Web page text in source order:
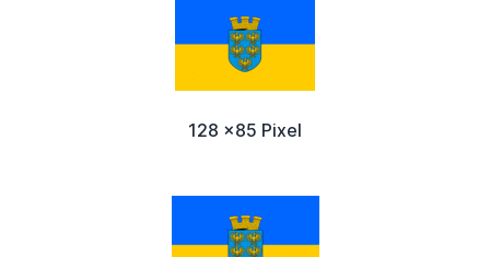
128 x85 Pixel